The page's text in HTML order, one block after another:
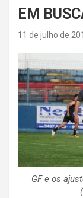
EM
11 de julho de
GF e os